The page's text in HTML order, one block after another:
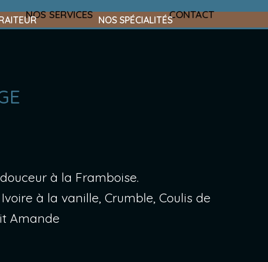
NOS SERVICES CONTACT
NOS SPÉCIALITÉS
à la Framboise.
à la vanille, Crumble, Coulis de
Amande